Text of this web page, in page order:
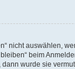
nicht auswählen,
beim
wurde sie